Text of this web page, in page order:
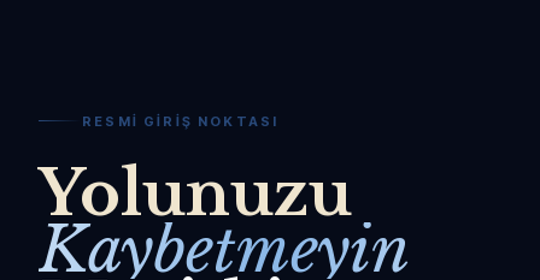
RESMI GIRIŞ NOKTASI
Yolunuzu
Kaybetmeyin